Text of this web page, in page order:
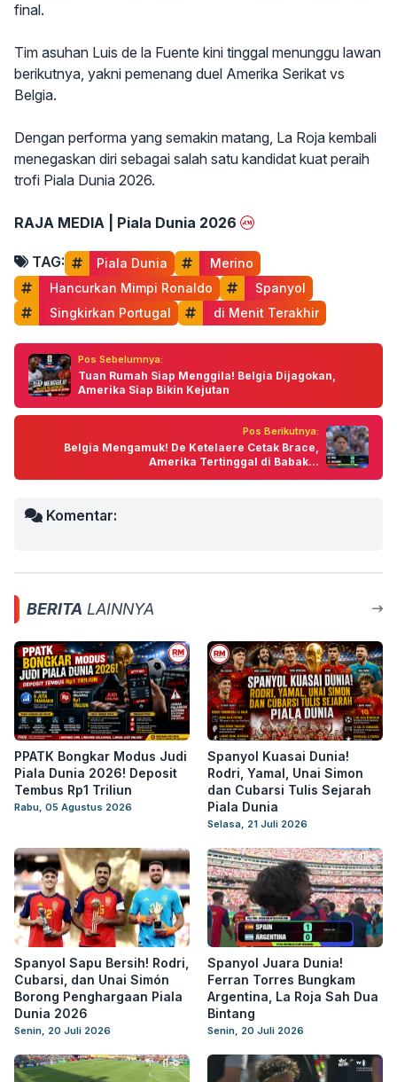
final.
Tim asuhan Luis de la Fuente kini tinggal menunggu lawan
berikutnya, yakni pemenang duel Amerika Serikat vs
Belgia.
Dengan performa yang semakin matang, La Roja kembali
menegaskan diri sebagai salah satu kandidat kuat peraih
trofi Piala Dunia 2026.
RAJA MEDIA | Piala Dunia 2026
TAG: Piala Dunia
Merino
Hancurkan Mimpi Ronaldo
Spanyol
Singkirkan Portugal
di Menit Terakhir
Pos Sebelumnya:
Tuan Rumah Siap Menggila! Belgia Dijagokan,
Amerika Siap Bikin Kejutan
Pos Berikutnya:
Belgia Mengamuk! De Ketelaere Cetak Brace,
Amerika Tertinggal di Babak...
Komentar:
BERITA LAINNYA
PPATK Bongkar Modus Judi
Piala Dunia 2026! Deposit
Tembus Rp1 Triliun
Rabu, 05 Agustus 2026
Spanyol Kuasai Dunia!
Rodri, Yamal, Unai Simon
dan Cubarsi Tulis Sejarah
Piala Dunia
Selasa, 21 Juli 2026
Spanyol Sapu Bersih! Rodri,
Cubarsi, dan Unai Simón
Borong Penghargaan Piala
Dunia 2026
Senin, 20 Juli 2026
Spanyol Juara Dunia!
Ferran Torres Bungkam
Argentina, La Roja Sah Dua
Bintang
Senin, 20 Juli 2026